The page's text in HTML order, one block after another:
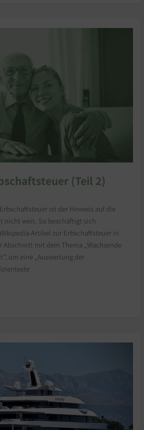
(Teil 2)
ist der Hinweis auf die
nicht weit. So beschäftigt sich
Artikel zur Erbschaftsteuer in
Abschnitt mit dem Thema „Wachsende
um eine „Ausweitung der